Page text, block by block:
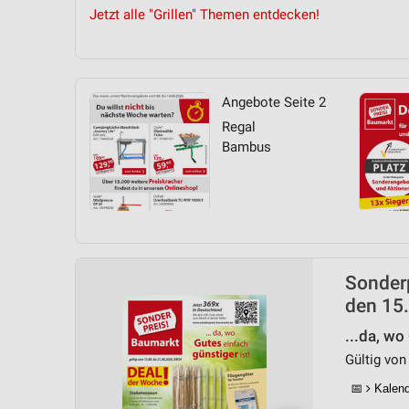
Jetzt alle "Grillen" Themen entdecken!
Angebote Seite 2
Regal
Bambus
den
...da, wo
Gültig
📅